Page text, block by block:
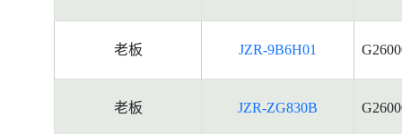
老板 JZR-9B6H01
老板 JZR-ZG830B